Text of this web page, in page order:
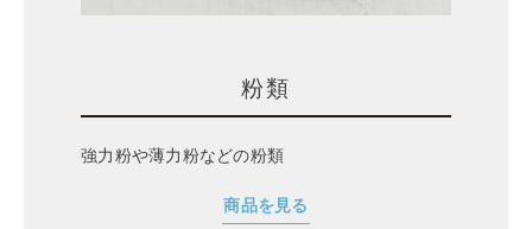
粉類
強力粉や薄力粉などの粉類
商品を見る